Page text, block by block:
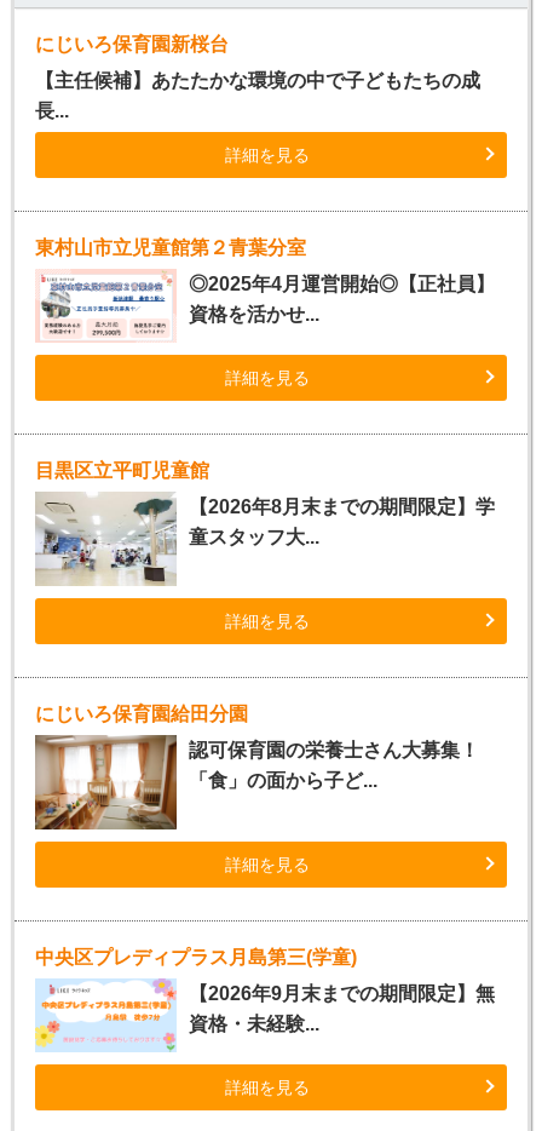
にじいろ保育園新桜台
【主任候補】あたたかな環境の中で子どもたちの成
長...
詳細を見る
東村山市立児童館第２青葉分室
◎2025年4月運営開始◎【正社員】
資格を活かせ...
詳細を見る
目黒区立平町児童館
【2026年8月末までの期間限定】学
童スタッフ大...
詳細を見る
にじいろ保育園給田分園
認可保育園の栄養士さん大募集！
「食」の面から子ど...
詳細を見る
中央区プレディプラス月島第三(学童)
【2026年9月末までの期間限定】無
資格・未経験...
詳細を見る